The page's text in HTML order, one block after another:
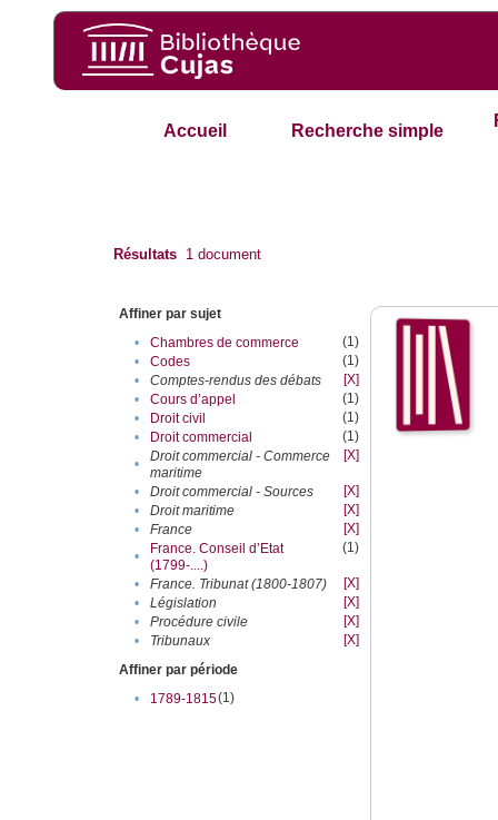
Accueil Recherche simple
Résultats 1 document
Affiner par sujet
•
Chambres de commerce
(1)
•
Codes
(1)
•
Comptes-rendus des débats
[X]
•
Cours d’appel
(1)
•
Droit civil
(1)
•
Droit commercial
(1)
•
Droit commercial - Commerce
maritime
[X]
• Droit commercial - Sources
[X]
•
Droit maritime
[X]
•
France
[X]
•
France. Conseil d’Etat
(1799-....)
(1)
• France. Tribunat (1800-1807)
[X]
•
Législation
[X]
•
Procédure civile
[X]
•
Tribunaux
[X]
Affiner par période
•
1789-1815(1)